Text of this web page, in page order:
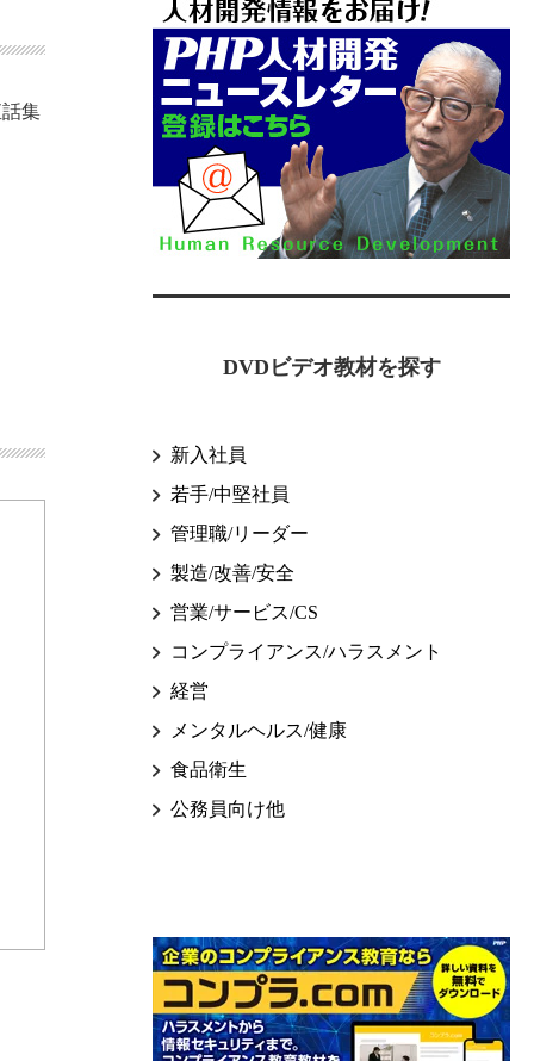
集
DVDビデオ教材を探す
新入社員
若手/中堅社員
管理職/リーダー
製造/改善/安全
営業/サービス/CS
コンプライアンス/ハラスメント
経営
メンタルヘルス/健康
食品衛生
公務員向け他